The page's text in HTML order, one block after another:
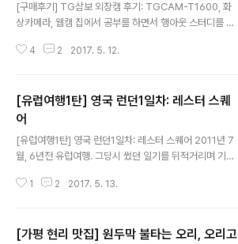
[구매후기] TG삼보 외장캠 후기: TGCAM-T1600, 화
상카메라, 웹캠 집에서 공부를 하면서 행아웃 스터디를 하
이기때문에 싼 가격에 적당한 화질인 캠을 찾아보다가 TG
원에 구매했다. 배송도 이틀만에 도착!! 포장은 깔끔하게 잘
되서 왔다ㅎㅎ 박스 뒷면 사진 모델명, 사이즈, 무게, 지원
OS 등등 캠에 대한 정보들이 적혀있다. 구성은 간단하다.
웹캠, 설치 미니CD, 설명서 3가지이다. 근데 설치CD는 사
실상 필요없는 것 같다. USB연결하니까 저절로 설치창이
떠서 간편하게 설치할 수 있다. USB설치하면 드라이버 소
4 2 2017. 5. 12.
[유럽여행1탄] 영국 런던1일차: 레스터 스퀘
어
[유럽여행1탄] 영국 런던1일차: 레스터 스퀘어 2011년 7
월, 6년전 유럽여행. 그당시 썼던 일기를 뒤적거리며 기억
유럽여행을 계획했다. 3달 전에 항공권, 숙박, 일정을 거의
요, 목베게, 눈가리개 제공으로 장시간 비행이었지만 예민
1 2 2017. 5. 13.
[가평 현리 맛집] 원두막 불타는 오리, 오리고